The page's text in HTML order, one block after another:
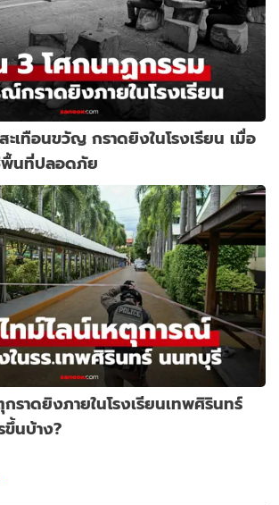
เทือนขวัญ กราดยิงในโรงเรียน เมื่อ
พื้นที่ปลอดภัย
ราดยิงภายในโรงเรียนเทพศิรินทร์
ขึ้นบ้าง?